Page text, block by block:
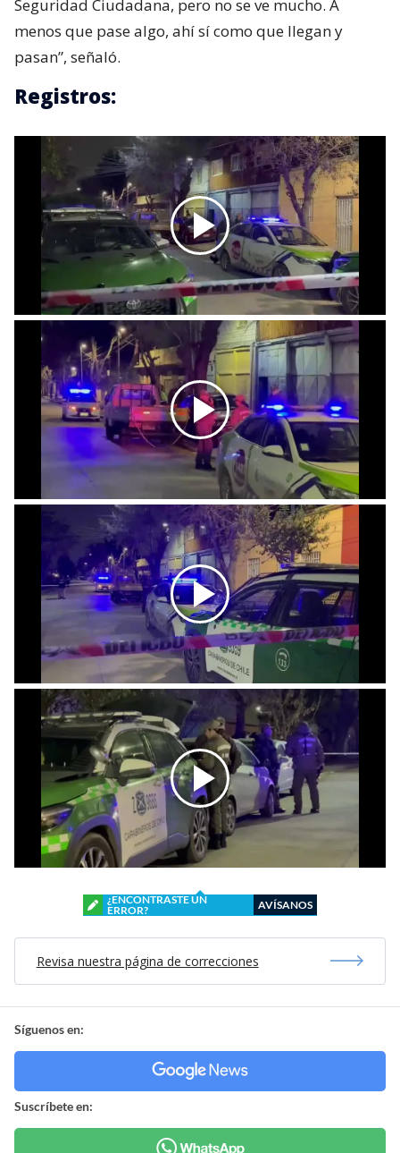
Seguridad Ciudadana, pero no se ve mucho. A
menos que pase algo, ahí sí como que llegan y
pasan”, señaló.
Registros:
¿ENCONTRASTE UN
ERROR?
AVÍSANOS
Revisa nuestra página de correcciones
Síguenos en:
Suscríbete en: